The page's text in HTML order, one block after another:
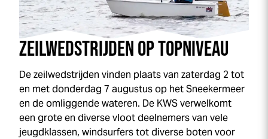
ZEILWEDSTRIJDEN OP TOPNIVEAU
De zeilwedstrijden vinden plaats van zaterdag 2 tot
en met donderdag 7 augustus op het Sneekermeer
en de omliggende wateren. De KWS verwelkomt
een grote en diverse vloot deelnemers van vele
jeugdklassen, windsurfers tot diverse boten voor